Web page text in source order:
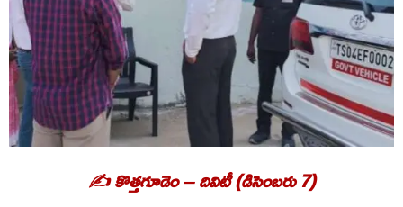
✍️ కొత్తగూడెం – దివిటీ (డిసెంబరు 7)